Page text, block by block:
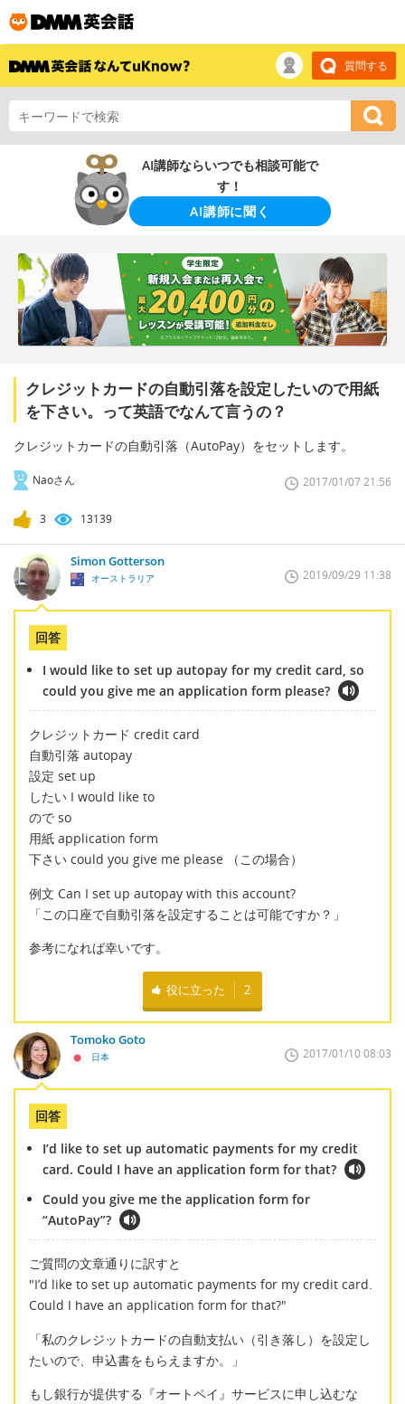
質問する
AI講師ならいつでも相談可能で
す！
AI講師に聞く
クレジットカードの自動引落を設定したいので用紙
を下さい。って英語でなんて言うの？
クレジットカードの自動引落（AutoPay）をセットします。
Naoさん 2017/01/07 21:56
3 13139
Simon Gotterson
オーストラリア 2019/09/29 11:38
回答
I would like to set up autopay for my credit card, so
could you give me an application form please?
クレジットカード credit card
自動引落 autopay
設定 set up
したい I would like to
ので so
用紙 application form
下さい could you give me please （この場合）
例文 Can I set up autopay with this account?
「この口座で自動引落を設定することは可能ですか？」
参考になれば幸いです。
役に立った 2
Tomoko Goto
日本 2017/01/10 08:03
回答
I’d like to set up automatic payments for my credit
card. Could I have an application form for that?
Could you give me the application form for
“AutoPay”?
ご質問の文章通りに訳すと
"I’d like to set up automatic payments for my credit card.
Could I have an application form for that?"
「私のクレジットカードの自動支払い（引き落し）を設定し
たいので、申込書をもらえますか。」
もし銀行が提供する『オートペイ』サービスに申し込むな